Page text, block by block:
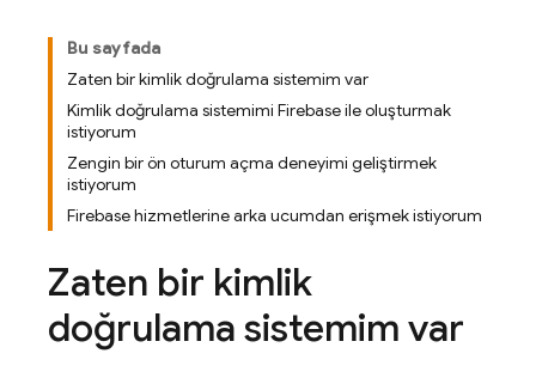
Bu sayfada
Zaten bir kimlik doğrulama sistemim var
Kimlik doğrulama sistemimi Firebase ile oluşturmak
istiyorum
Zengin bir ön oturum açma deneyimi geliştirmek
istiyorum
Firebase hizmetlerine arka ucumdan erişmek istiyorum
Zaten bir kimlik
doğrulama sistemim var